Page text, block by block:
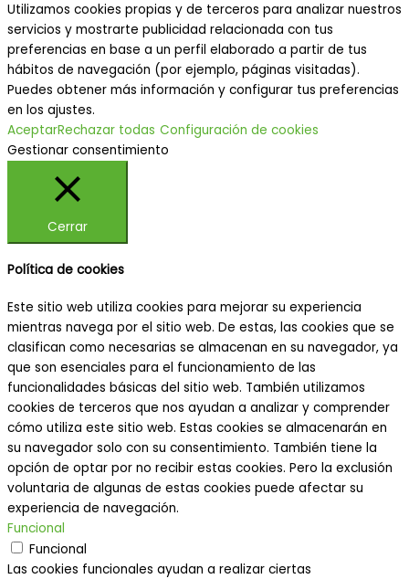
Utilizamos cookies propias y de terceros para analizar nuestros
servicios y mostrarte publicidad relacionada con tus
preferencias en base a un perfil elaborado a partir de tus
hábitos de navegación (por ejemplo, páginas visitadas).
Puedes obtener más información y configurar tus preferencias
en los ajustes.
AceptarRechazar todas Configuración de cookies
Gestionar consentimiento
Cerrar
Política de cookies
Este sitio web utiliza cookies para mejorar su experiencia
mientras navega por el sitio web. De estas, las cookies que se
clasifican como necesarias se almacenan en su navegador, ya
que son esenciales para el funcionamiento de las
funcionalidades básicas del sitio web. También utilizamos
cookies de terceros que nos ayudan a analizar y comprender
cómo utiliza este sitio web. Estas cookies se almacenarán en
su navegador solo con su consentimiento. También tiene la
opción de optar por no recibir estas cookies. Pero la exclusión
voluntaria de algunas de estas cookies puede afectar su
experiencia de navegación.
Funcional
Funcional
Las cookies funcionales ayudan a realizar ciertas